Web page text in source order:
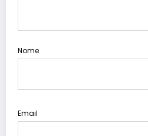
Nome
Email